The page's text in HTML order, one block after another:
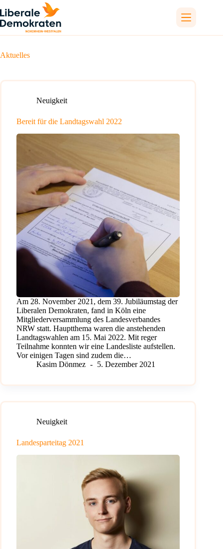
Inhalt
springen
Aktuelles
Neuigkeit
Bereit für die Landtagswahl 2022
Am 28. November 2021, dem 39. Jubiläumstag der
Liberalen Demokraten, fand in Köln eine
Mitgliederversammlung des Landesverbandes
NRW statt. Hauptthema waren die anstehenden
Landtagswahlen am 15. Mai 2022. Mit reger
Teilnahme konnten wir eine Landesliste aufstellen.
Vor einigen Tagen sind zudem die…
Kasim Dönmez
5. Dezember 2021
Neuigkeit
Landesparteitag 2021